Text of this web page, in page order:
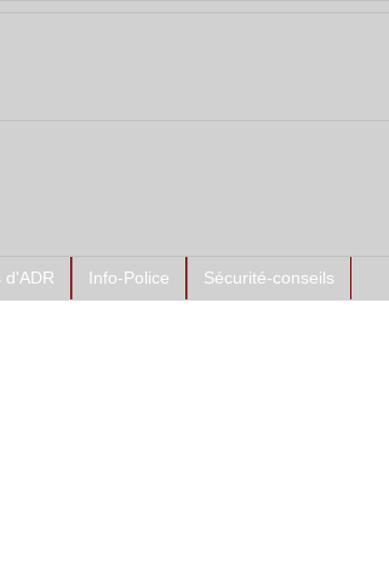
d'ADR Info-Police Sécurité-conseils